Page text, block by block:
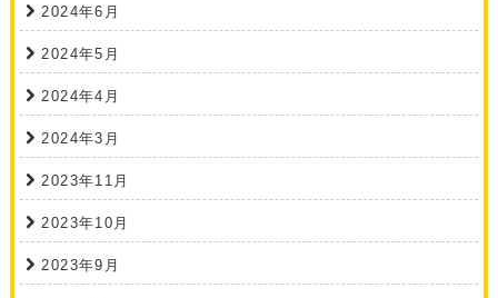
2024年6月
2024年5月
2024年4月
2024年3月
2023年11月
2023年10月
2023年9月